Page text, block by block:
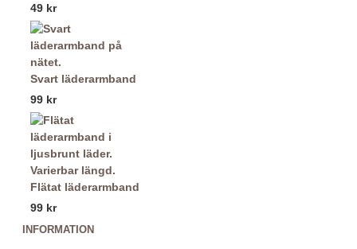
49 kr
Svart läderarmband
99 kr
Flätat läderarmband
99 kr
INFORMATION